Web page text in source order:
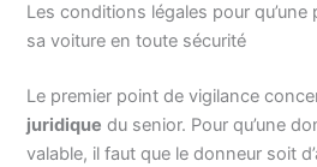
Les conditions légales pour
sa voiture en toute sécurité
Le premier point de vigilance
juridique du senior. Pour qu’une
valable, il faut que le donneur soit